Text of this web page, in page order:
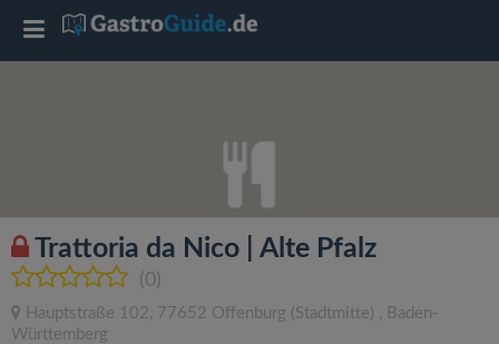
Trattoria da Nico | Alte Pfalz
(0)
Hauptstraße 102, 77652 Offenburg (Stadtmitte) , Baden-
Württemberg
T
l
e